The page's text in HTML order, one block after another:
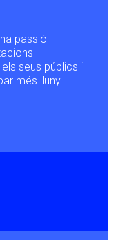
passió
seus públics i
més lluny.